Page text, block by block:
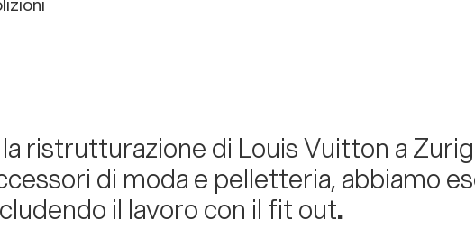
ristrutturazione di Louis Vuitton a
di moda e pelletteria, abbiamo
il lavoro con il fit out.